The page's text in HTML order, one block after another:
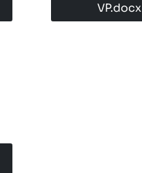
VP.docx